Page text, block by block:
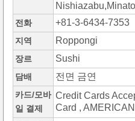
전화 +81-3-6434-7353
지역 Roppongi
장르 Sushi
담배 전면 금연
카드/모바
일 결제
Credit Cards
Card ,